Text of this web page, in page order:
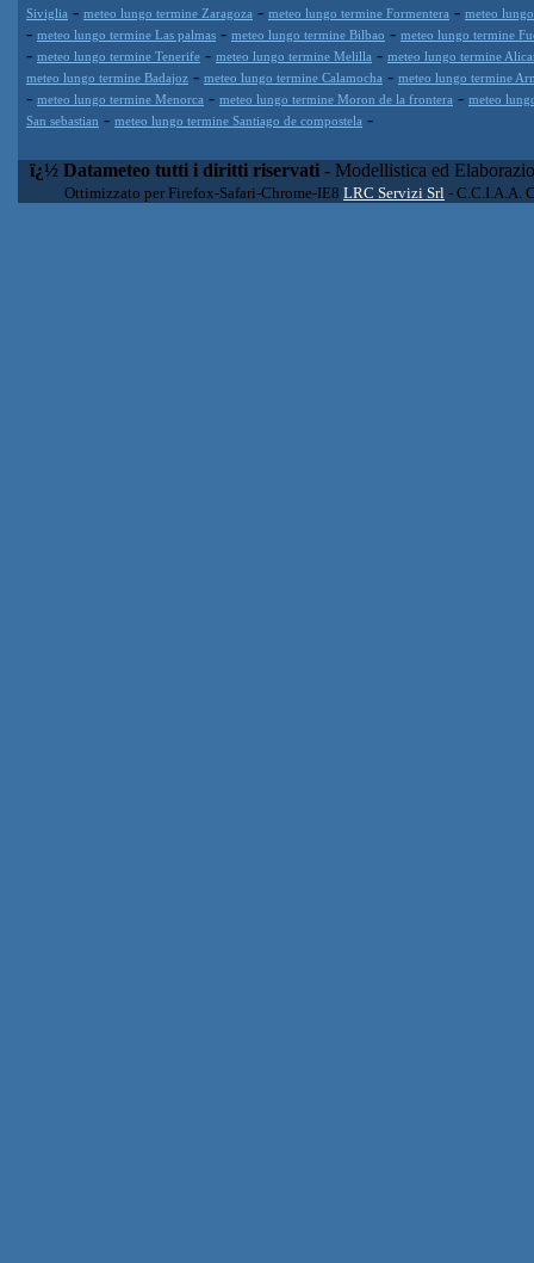
Siviglia - meteo lungo termine Zaragoza - meteo lungo termine Formentera - meteo
- meteo lungo termine Las palmas - meteo lungo termine Bilbao - meteo lungo termine
- meteo lungo termine Tenerife - meteo lungo termine Melilla - meteo lungo termine
meteo lungo termine Badajoz - meteo lungo termine Calamocha - meteo lungo termine
- meteo lungo termine Menorca - meteo lungo termine Moron de la frontera - meteo
San sebastian - meteo lungo termine Santiago de compostela -
ï¿½ Datameteo tutti i diritti riservati - Modellistica ed
Ottimizzato per Firefox-Safari-Chrome-IE8 LRC Servizi Srl - C.C.I.A.A.